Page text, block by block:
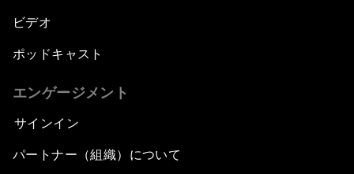
ビデオ
ポッドキャスト
エンゲージメント
サインイン
パートナー（組織）について